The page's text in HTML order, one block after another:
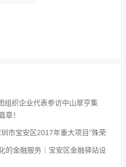
组织企业代表参访中山翠亨集
章！
市宝安区2017年重大项目”殊荣
的金融服务｜宝安区金融驿站设